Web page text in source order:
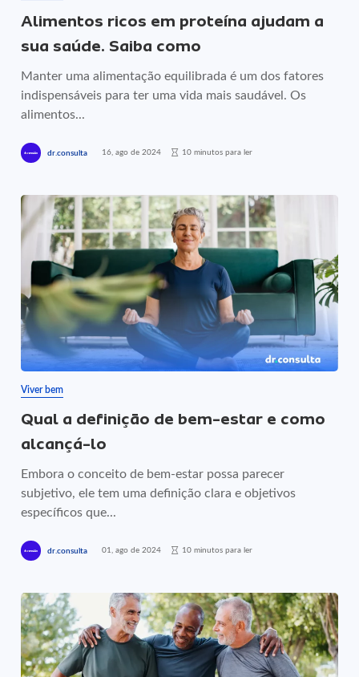
Alimentos ricos em proteína ajudam a
sua saúde. Saiba como
Manter uma alimentação equilibrada é um dos fatores
indispensáveis para ter uma vida mais saudável. Os
alimentos...
dr.consulta 16, ago de 2024 10 minutos para ler
Viver bem
Qual a definição de bem-estar e como
alcançá-lo
Embora o conceito de bem-estar possa parecer
subjetivo, ele tem uma definição clara e objetivos
específicos que...
dr.consulta 01, ago de 2024 10 minutos para ler